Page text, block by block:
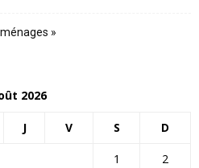
»
2026
J V S D
1
2